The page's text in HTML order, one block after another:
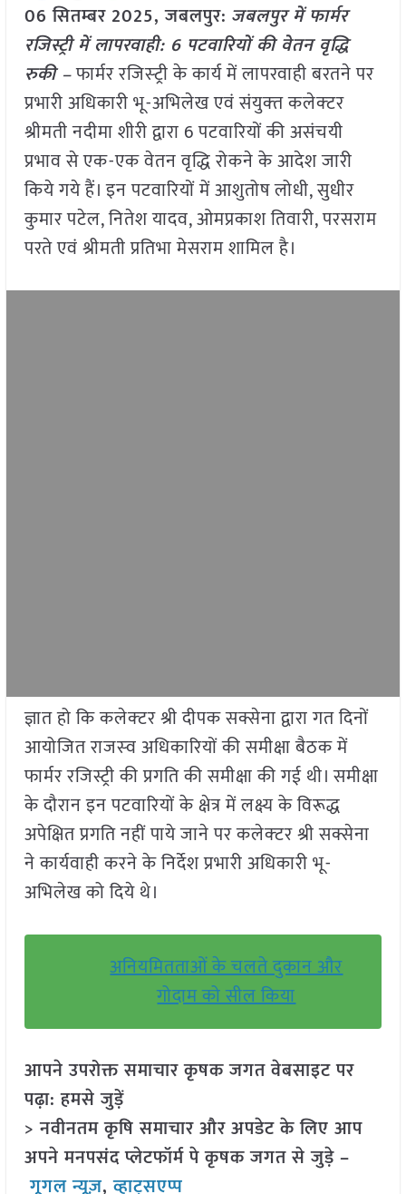
06 सितम्बर 2025,जबलपुर: जबलपुर में फार्मर
रजिस्ट्री में लापरवाही: 6 पटवारियों की वेतन वृद्धि
रुकी –फार्मर रजिस्‍ट्री के कार्य में लापरवाही बरतने पर
प्रभारी अधिकारी भू-अभिलेख एवं संयुक्‍त कलेक्‍टर
श्रीमती नदीमा शीरी द्वारा 6 पटवारियों की असंचयी
प्रभाव से एक-एक वेतन वृद्धि रोकने के आदेश जारी
किये गये हैं। इन पटवारियों में आशुतोष लोधी, सुधीर
कुमार पटेल, नितेश यादव, ओमप्रकाश तिवारी, परसराम
परते एवं श्रीमती प्रतिभा मेसराम शामिल है।
ज्ञात हो कि कलेक्‍टर श्री दीपक सक्सेना द्वारा गत दिनों
आयोजित राजस्‍व अधिकारियों की समीक्षा बैठक में
फार्मर रजिस्ट्री की प्रगति की समीक्षा की गई थी। समीक्षा
के दौरान इन पटवारियों के क्षेत्र में लक्ष्य के विरूद्ध
अपेक्षित प्रगति नहीं पाये जाने पर कलेक्‍टर श्री सक्सेना
ने कार्यवाही करने के निर्देश प्रभारी अधिकारी भू-
अभिलेख को दिये थे।
अनियमितताओं के चलते दुकान और
गोदाम को सील किया
आपने उपरोक्त समाचार कृषक जगत वेबसाइट पर
पढ़ा: हमसे जुड़ें
> नवीनतम कृषि समाचार और अपडेट के लिए आप
अपने मनपसंद प्लेटफॉर्म पे कृषक जगत से जुड़े –
गूगल न्यूज़,व्हाट्सएप्प